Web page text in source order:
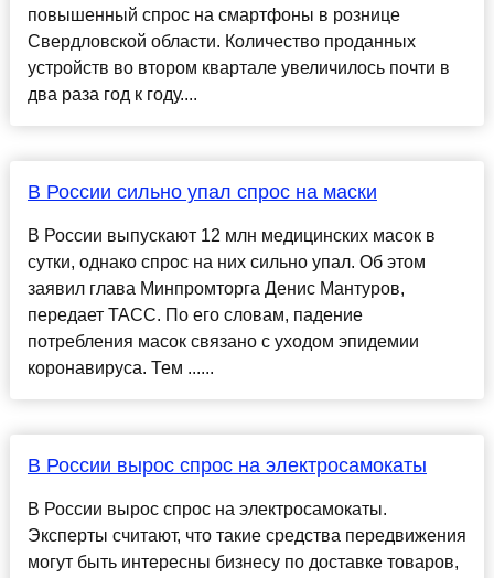
повышенный спрос на смартфоны в рознице
Свердловской области. Количество проданных
устройств во втором квартале увеличилось почти в
два раза год к году....
В России сильно упал спрос на маски
В России выпускают 12 млн медицинских масок в
сутки, однако спрос на них сильно упал. Об этом
заявил глава Минпромторга Денис Мантуров,
передает ТАСС. По его словам, падение
потребления масок связано с уходом эпидемии
коронавируса. Тем ......
В России вырос спрос на электросамокаты
В России вырос спрос на электросамокаты.
Эксперты считают, что такие средства передвижения
могут быть интересны бизнесу по доставке товаров,